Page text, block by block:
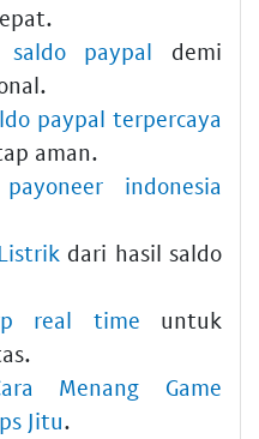
paypal demi
paypal terpercaya
aman.
indonesia
dari hasil saldo
real time untuk
Menang Game
Jitu.